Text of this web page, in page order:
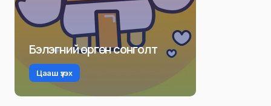
Бэлэгний өргөн сонголт
Цааш үзэх